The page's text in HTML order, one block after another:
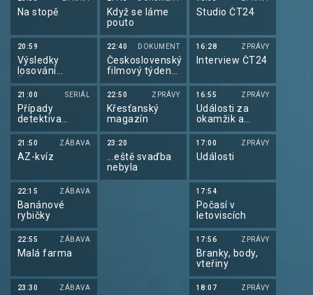
Na stopě
20:59
Výsledky
losování
Šťastných 10 a
Extra Renty
21:00 SERIÁL
Případy
detektiva
Murdocha XVII
21:50 ZÁBAVA
AZ-kvíz
22:15 ZÁBAVA
Banánové
rybičky
22:55 ZÁBAVA
Malá farma
23:30 ZÁBAVA
Když se láme
pouto
22:40 DOKUMENT
Československý
filmový týdeník
1976
(1620/2379)
22:50 ZPRÁVY
Křesťanský
magazín
23:20
...eště svaďba
nebyla
Studio ČT24
16:28 ZPRÁVY
Interview ČT24
16:55 ZPRÁVY
Události za
okamžik a
počasí
17:00 ZPRÁVY
Události
17:54
Počasí v
letoviscích
17:56 ZPRÁVY
Branky, body,
vteřiny
18:07 ZPRÁVY